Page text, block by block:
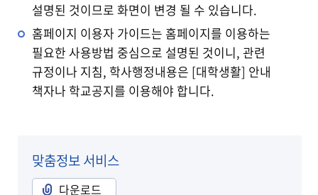
설명된 것이므로 화면이 변경 될 수 있습니다.
홈페이지 이용자 가이드는 홈페이지를 이용하는
필요한 사용방법 중심으로 설명된 것이니, 관련
규정이나 지침, 학사행정내용은 [대학생활] 안내
책자나 학교공지를 이용해야 합니다.
맞춤정보 서비스
다운로드